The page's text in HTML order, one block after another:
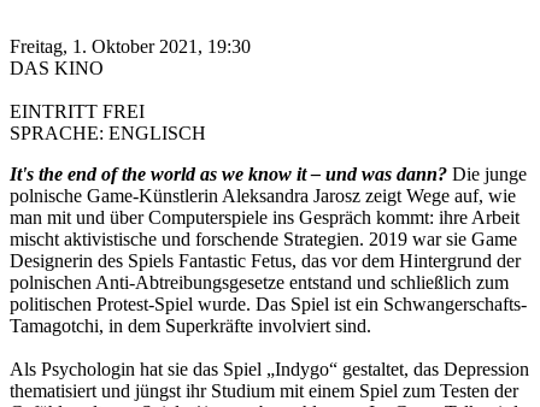
Freitag, 1. Oktober 2021, 19:30
DAS KINO
EINTRITT FREI
SPRACHE: ENGLISCH
It's the end of the world as we know it – und was dann? Die junge
polnische Game-Künstlerin Aleksandra Jarosz zeigt Wege auf, wie
man mit und über Computerspiele ins Gespräch kommt: ihre Arbeit
mischt aktivistische und forschende Strategien. 2019 war sie Game
Designerin des Spiels Fantastic Fetus, das vor dem Hintergrund der
polnischen Anti-Abtreibungsgesetze entstand und schließlich zum
politischen Protest-Spiel wurde. Das Spiel ist ein Schwangerschafts-
Tamagotchi, in dem Superkräfte involviert sind.
Als Psychologin hat sie das Spiel „Indygo“ gestaltet, das Depression
thematisiert und jüngst ihr Studium mit einem Spiel zum Testen der